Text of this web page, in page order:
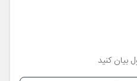
بیان کنید